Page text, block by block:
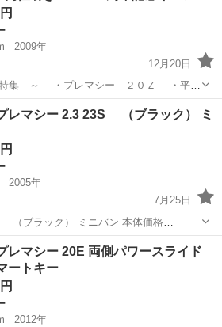
2009年
12月20日
２０Ｚ ・平成
生、両側パワスラ、ワンオーナ...
ー クルマ
レマシー 2.3 23S （ブラック） ミ
2005年
7月25日
ラック） ミニバン 本体価格
走行距
点検記録簿:○ リ...
シー
レマシー 20E 両側パワースライド
ートキー
2012年